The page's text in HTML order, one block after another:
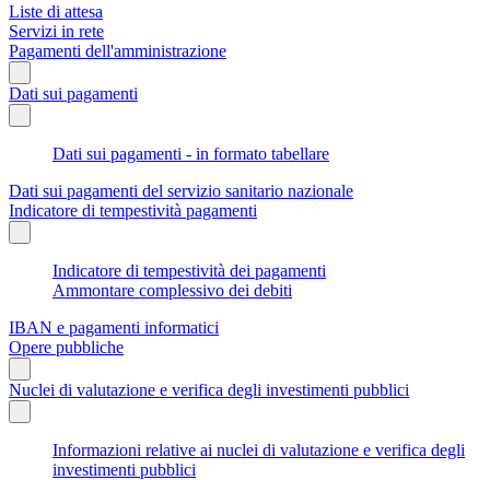
Liste di attesa
Servizi in rete
Pagamenti dell'amministrazione
Dati sui pagamenti
Dati sui pagamenti - in formato tabellare
Dati sui pagamenti del servizio sanitario nazionale
Indicatore di tempestività pagamenti
Indicatore di tempestività dei pagamenti
Ammontare complessivo dei debiti
IBAN e pagamenti informatici
Opere pubbliche
Nuclei di valutazione e verifica degli investimenti pubblici
Informazioni relative ai nuclei di valutazione e verifica degli
investimenti pubblici